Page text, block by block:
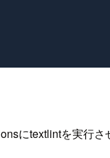
にtextlintを実行さ